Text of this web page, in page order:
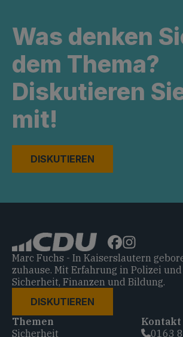
Was denken
dem Thema?
Diskutieren
mit!
DISKUTIEREN
Marc Fuchs - In Kaiserslautern
zuhause. Mit Erfahrung in Polizei
Sicherheit, Finanzen und Bildung.
DISKUTIEREN
Themen
Sicherheit
Kontakt
0163